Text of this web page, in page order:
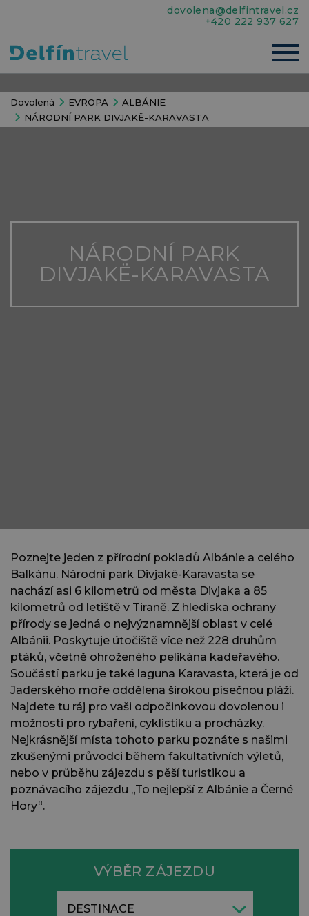
dovolena@delfintravel.cz
+420 222 937 627
Dovolená EVROPA
ALBÁNIE
NÁRODNÍ PARK DIVJAKË-KARAVASTA
NÁRODNÍ PARK
DIVJAKË-KARAVASTA
Poznejte jeden z přírodní pokladů Albánie a celého
Balkánu. Národní park Divjakë-Karavasta se
nachází asi 6 kilometrů od města Divjaka a 85
kilometrů od letiště v Tiraně. Z hlediska ochrany
přírody se jedná o nejvýznamnější oblast v celé
Albánii. Poskytuje útočiště více než 228 druhům
ptáků, včetně ohroženého pelikána kadeřavého.
Součástí parku je také laguna Karavasta, která je od
Jaderského moře oddělena širokou písečnou pláží.
Najdete tu ráj pro vaši odpočinkovou dovolenou i
možnosti pro rybaření, cyklistiku a procházky.
Nejkrásnější místa tohoto parku poznáte s našimi
zkušenými průvodci během fakultativních výletů,
nebo v průběhu zájezdu s pěší turistikou a
poznávacího zájezdu „To nejlepší z Albánie a Černé
Hory“.
VÝBĚR ZÁJEZDU
DESTINACE